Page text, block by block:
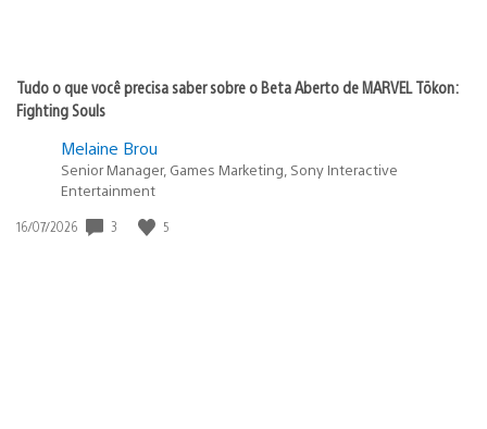
Tudo o que você precisa saber sobre o Beta Aberto de MARVEL Tōkon:
Fighting Souls
Melaine Brou
Senior Manager, Games Marketing, Sony Interactive
Entertainment
Data
16/07/2026 3 5